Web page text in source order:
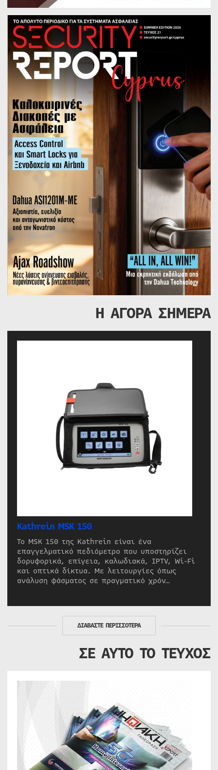
Η ΑΓΟΡΑ ΣΗΜΕΡΑ
Kathrein MSK 150
Το MSK 150 της Kathrein είναι ένα
επαγγελματικό πεδιόμετρο που υποστηρίζει
δορυφορικά, επίγεια, καλωδιακά, IPTV, Wi-Fi
και οπτικά δίκτυα. Με λειτουργίες όπως
ανάλυση φάσματος σε πραγματικό χρόν…
ΔΙΑΒΑΣΤΕ ΠΕΡΙΣΣΟΤΕΡΑ
ΣΕ ΑΥΤΟ ΤΟ ΤΕΥΧΟΣ